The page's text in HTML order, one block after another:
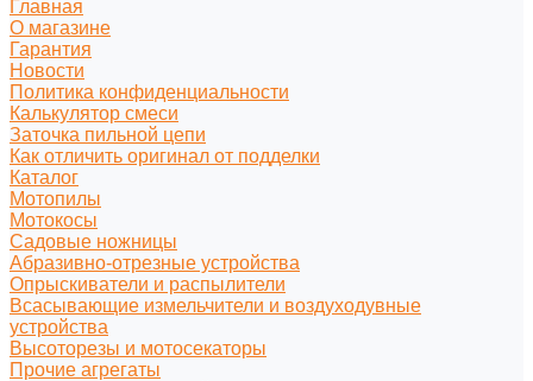
Главная
О магазине
Гарантия
Новости
Политика конфиденциальности
Калькулятор смеси
Заточка пильной цепи
Как отличить оригинал от подделки
Каталог
Мотопилы
Мотокосы
Садовые ножницы
Абразивно-отрезные устройства
Опрыскиватели и распылители
Всасывающие измельчители и воздуходувные
устройства
Высоторезы и мотосекаторы
Прочие агрегаты